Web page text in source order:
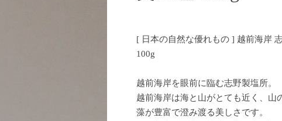
[ 日本の自然な優れもの ] 越前海岸
100g
越前海岸を眼前に臨む志野製塩所。
越前海岸は海と山がとても近く、山
藻が豊富で澄み渡る美しさです。